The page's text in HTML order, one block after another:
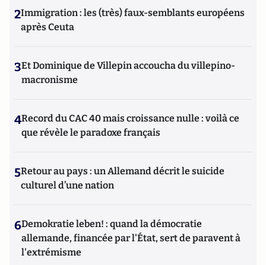
2Immigration : les (très) faux-semblants européens
après Ceuta
3Et Dominique de Villepin accoucha du villepino-
macronisme
4Record du CAC 40 mais croissance nulle : voilà ce
que révèle le paradoxe français
5Retour au pays : un Allemand décrit le suicide
culturel d’une nation
6Demokratie leben! : quand la démocratie
allemande, financée par l'État, sert de paravent à
l'extrémisme